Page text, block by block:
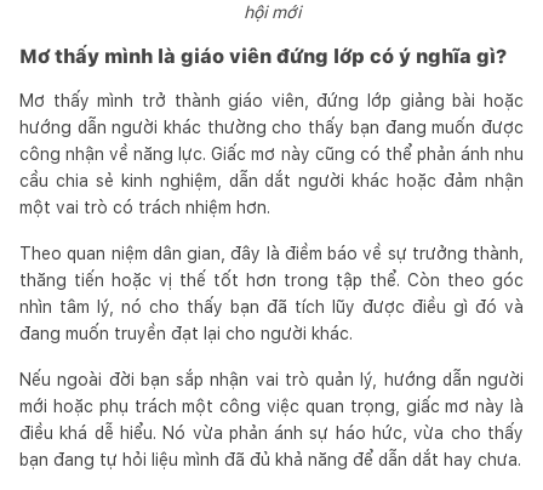
hội mới
Mơ thấy mình là giáo viên đứng lớp có ý nghĩa gì?
Mơ thấy mình trở thành giáo viên, đứng lớp giảng bài hoặc
hướng dẫn người khác thường cho thấy bạn đang muốn được
công nhận về năng lực. Giấc mơ này cũng có thể phản ánh nhu
cầu chia sẻ kinh nghiệm, dẫn dắt người khác hoặc đảm nhận
một vai trò có trách nhiệm hơn.
Theo quan niệm dân gian, đây là điềm báo về sự trưởng thành,
thăng tiến hoặc vị thế tốt hơn trong tập thể. Còn theo góc
nhìn tâm lý, nó cho thấy bạn đã tích lũy được điều gì đó và
đang muốn truyền đạt lại cho người khác.
Nếu ngoài đời bạn sắp nhận vai trò quản lý, hướng dẫn người
mới hoặc phụ trách một công việc quan trọng, giấc mơ này là
điều khá dễ hiểu. Nó vừa phản ánh sự háo hức, vừa cho thấy
bạn đang tự hỏi liệu mình đã đủ khả năng để dẫn dắt hay chưa.